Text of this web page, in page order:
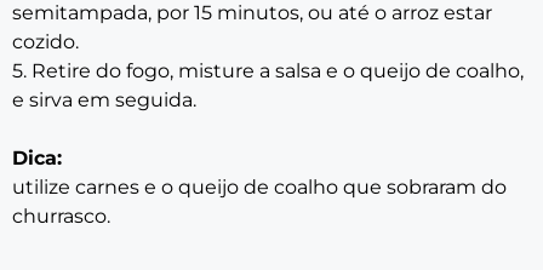
semitampada, por 15 minutos, ou até o arroz estar
cozido.
5. Retire do fogo, misture a salsa e o queijo de coalho,
e sirva em seguida.
Dica:
utilize carnes e o queijo de coalho que sobraram do
churrasco.